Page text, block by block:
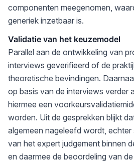
componenten meegenomen,
generiek inzetbaar is.
Validatie van het keuzemodel
Parallel aan de ontwikkeling van
interviews geverifieerd of de
theoretische bevindingen.
op basis van de interviews verder
hiermee een
worden. Uit de gesprekken blijkt
algemeen nageleefd wordt,
van het expert judgement binnen
en daarmee de beoordeling van